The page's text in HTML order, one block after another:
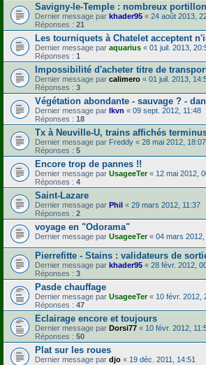
Savigny-le-Temple : nombreux
Dernier message par khader95 « 24 août 2013,
Réponses : 21
Les tourniquets à Chatelet acceptent
Dernier message par aquarius « 01 juil. 2013,
Réponses : 1
Impossibilité d'acheter titre de
Dernier message par calimero « 01 juil. 2013,
Réponses : 3
Végétation abondante - sauvage ? -
Dernier message par lkvn « 09 sept. 2012, 11:48
Réponses : 18
Tx à Neuville-U, trains affichés
Dernier message par Freddy « 28 mai 2012, 18:07
Réponses : 5
Encore trop de pannes !!
Dernier message par UsageeTer« 12 mai 2012,
Réponses : 4
Saint-Lazare
Dernier message par Phil « 29 mars 2012, 11:37
Réponses : 2
voyage en "Odorama"
Dernier message par UsageeTer« 04 mars 2012,
Pierrefitte - Stains : validateurs de
Dernier message par khader95 « 28 févr. 2012,
Réponses : 3
Pasde chauffage
Dernier message par UsageeTer« 10 févr. 2012,
Réponses : 47
Eclairage encore et toujours
Dernier message par Dorsi77 « 10 févr. 2012,
Réponses : 50
Plat sur les roues
Dernier message par djo « 19 déc. 2011, 14:51